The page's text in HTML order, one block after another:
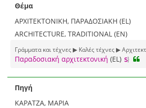
Θέμα
ΑΡΧΙΤΕΚΤΟΝΙΚΗ, ΠΑΡΑΔΟΣΙΑΚΗ (EL)
ARCHITECTURE, TRADITIONAL (EN)
Γράμματα και τέχνες ▶ Καλές τέχνες ▶
Παραδοσιακή αρχιτεκτονική (EL)
Πηγή
ΚΑΡΑΤΖΑ, ΜΑΡΙΑ